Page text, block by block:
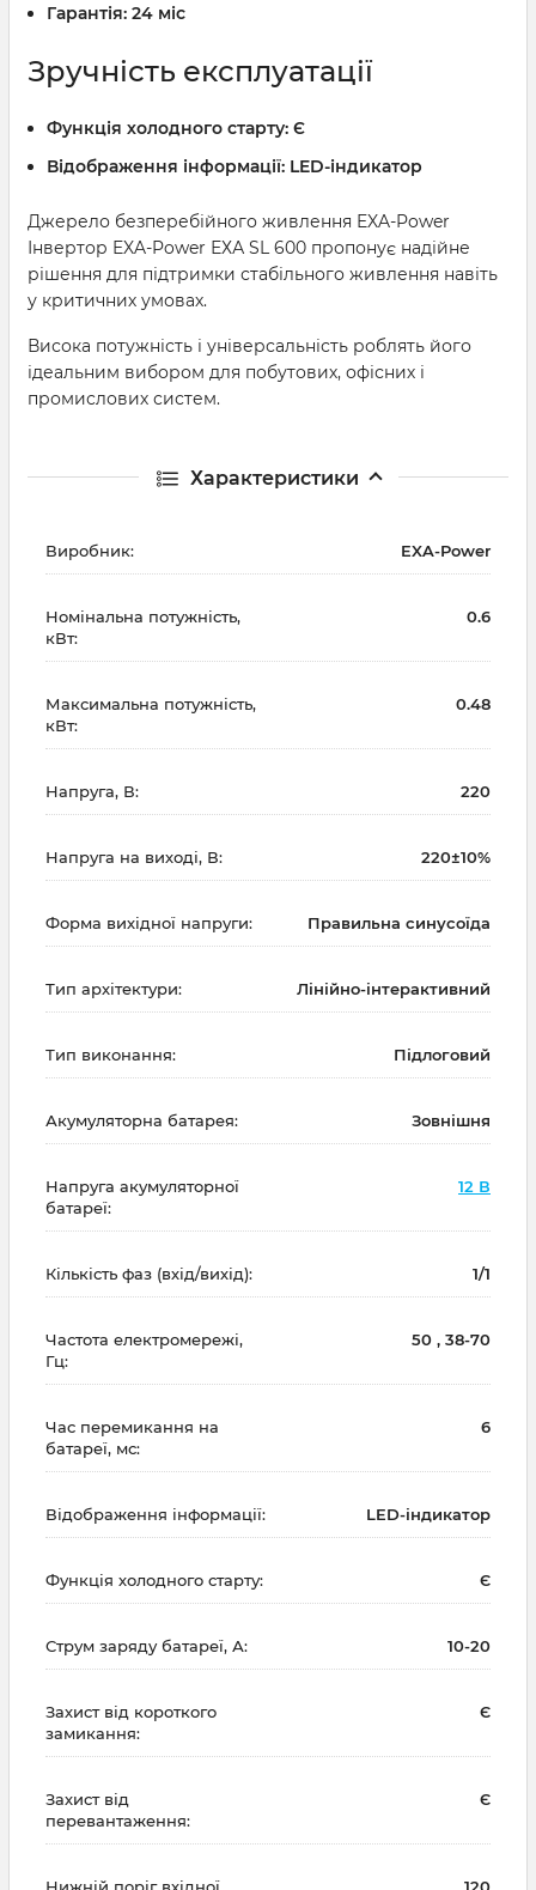
Гарантія: 24 міс
Зручність експлуатації
Функція холодного старту: Є
Відображення інформації: LED-індикатор
Джерело безперебійного живлення EXA-Power
Інвертор EXA-Power ЕХА SL 600 пропонує надійне
рішення для підтримки стабільного живлення навіть
у критичних умовах.
Висока потужність і універсальність роблять його
ідеальним вибором для побутових, офісних і
промислових систем.
Характеристики
Виробник: EXA-Power
Номінальна потужність,
кВт:
0.6
Максимальна потужність,
кВт:
0.48
Напруга, В: 220
Напруга на виході, В: 220±10%
Форма вихідної напруги: Правильна синусоїда
Тип архітектури: Лінійно-інтерактивний
Тип виконання: Підлоговий
Акумуляторна батарея: Зовнішня
Напруга акумуляторної
батареї:
12 В
Кількість фаз (вхід/вихід): 1/1
Частота електромережі,
Гц:
50 , 38-70
Час перемикання на
батареї, мс:
6
Відображення інформації: LED-індикатор
Функція холодного старту: Є
Струм заряду батареї, А: 10-20
Захист від короткого
замикання:
Є
Захист від
перевантаження:
Є
Нижній поріг вхідної 120